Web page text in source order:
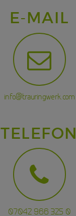
E-MAIL
info@trauringwerk.com
TELEFON
07042 966 325 0